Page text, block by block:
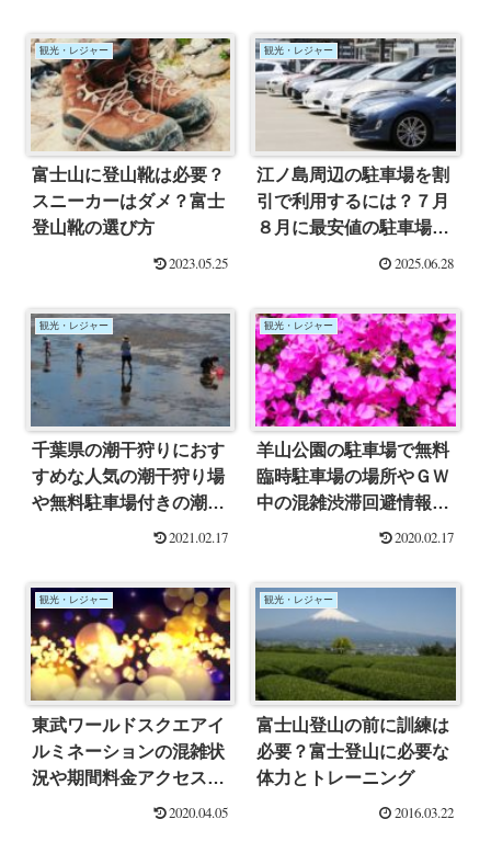
観光・レジャー
富士山に登山靴は必要？
スニーカーはダメ？富士
登山靴の選び方
2023.05.25
観光・レジャー
江ノ島周辺の駐車場を割
引で利用するには？７月
８月に最安値の駐車場は
2025.06.28
観光・レジャー
千葉県の潮干狩りにおす
すめな人気の潮干狩り場
や無料駐車場付きの潮干
2021.02.17
観光・レジャー
羊山公園の駐車場で無料
臨時駐車場の場所やＧＷ
中の混雑渋滞回避情報を
2020.02.17
観光・レジャー
東武ワールドスクエアイ
ルミネーションの混雑状
況や期間料金アクセス方
2020.04.05
観光・レジャー
富士山登山の前に訓練は
必要？富士登山に必要な
体力とトレーニング
2016.03.22